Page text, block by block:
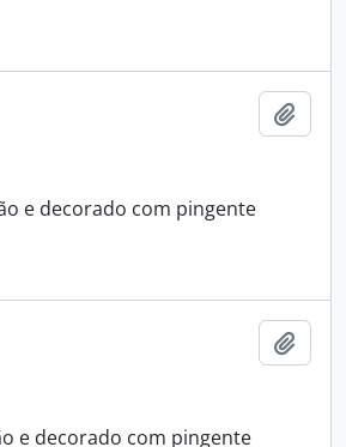
e decorado com pingente
e decorado com pingente